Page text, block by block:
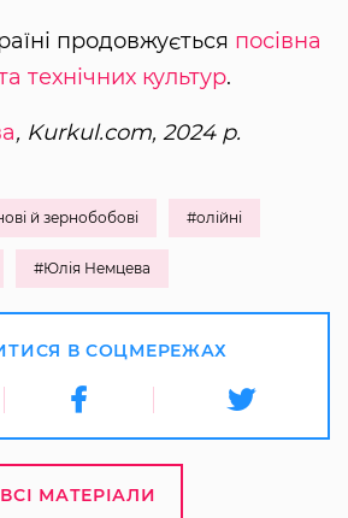
продовжується посівна
технічних культур.
, Kurkul.com, 2024 р.
й зернобобові #олійні
#Юлія Немцева
В СОЦМЕРЕЖАХ
ВСІ МАТЕРІАЛИ